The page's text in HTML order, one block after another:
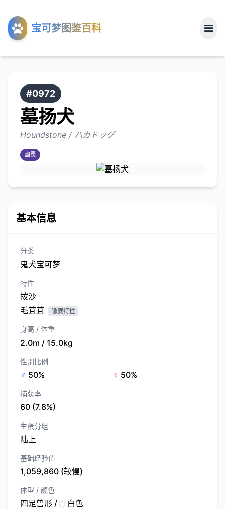
宝可梦图鉴百科
工具
关于
#0972
墓扬犬
Houndstone / ハカドッグ
幽灵
基本信息
分类
鬼犬宝可梦
特性
拨沙
毛茸茸
隐藏特性
身高 / 体重
2.0m / 15.0kg
性别比例
♂ 50% ♀ 50%
捕获率
60 (7.8%)
生蛋分组
陆上
基础经验值
1,059,860 (较慢)
体型 / 颜色
四足兽形 / 白色